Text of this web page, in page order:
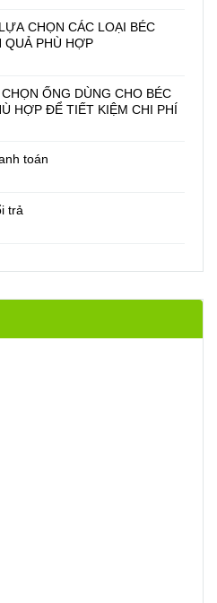
CHỌN CÁC LOẠI BÉC
ĂN QUẢ PHÙ HỢP
ỐNG DÙNG CHO BÉC
HỢP ĐỂ TIẾT KIỆM CHI PHÍ
toán
trả